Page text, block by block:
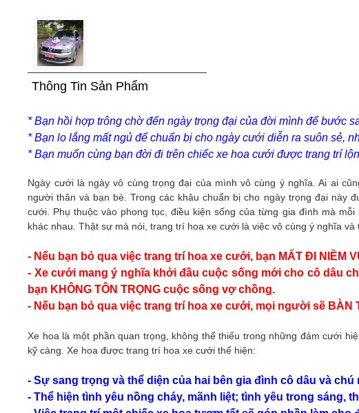
Thông Tin Sản Phẩm
* Bạn hồi hợp trông chờ đến ngày trọng đại của đời mình để bước
* Bạn lo lắng mất ngủ để chuẩn bị cho ngày cưới diễn ra suôn sẻ,
* Bạn muốn cùng bạn đời đi trên chiếc xe hoa cưới được trang trí
Ngày cưới là ngày vô cùng trọng đại của mình vô cùng ý nghĩa. Ai ai
người thân và bạn bè. Trong các khâu chuẩn bị cho ngày trọng đại này
cưới. Phụ thuộc vào phong tục, điều kiện sống của từng gia đình mà
khác nhau. Thật sự mà nói, trang trí hoa xe cưới là việc vô cùng ý nghĩa và
- Nếu bạn bỏ qua việc trang trí hoa xe cưới, bạn MẤT ĐI NIỀM
- Xe cưới mang ý nghĩa khởi đầu cuộc sống mới cho cô dâu
bạn KHÔNG TÔN TRỌNG cuộc sống vợ chồng.
- Nếu bạn bỏ qua việc trang trí hoa xe cưới, mọi người sẽ BÀN
Xe hoa là một phần quan trọng, không thể thiếu trong những đám cưới
kỹ càng. Xe hoa được trang trí hoa xe cưới thể hiện:
- Sự sang trọng và thể diện của hai bên gia đình cô dâu và chú
- Thể hiện tình yêu nồng cháy, mãnh liệt; tình yêu trong sáng,